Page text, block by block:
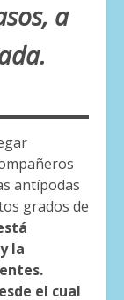
a
antípodas
grados de
la
el cual